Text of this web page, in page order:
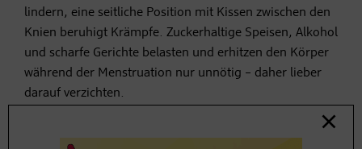
lindern, eine seitliche Position mit Kissen zwischen den
Knien beruhigt Krämpfe. Zuckerhaltige Speisen, Alkohol
und scharfe Gerichte belasten und erhitzen den Körper
während der Menstruation nur unnötig – daher lieber
darauf verzichten.
2. Die Follikelphase